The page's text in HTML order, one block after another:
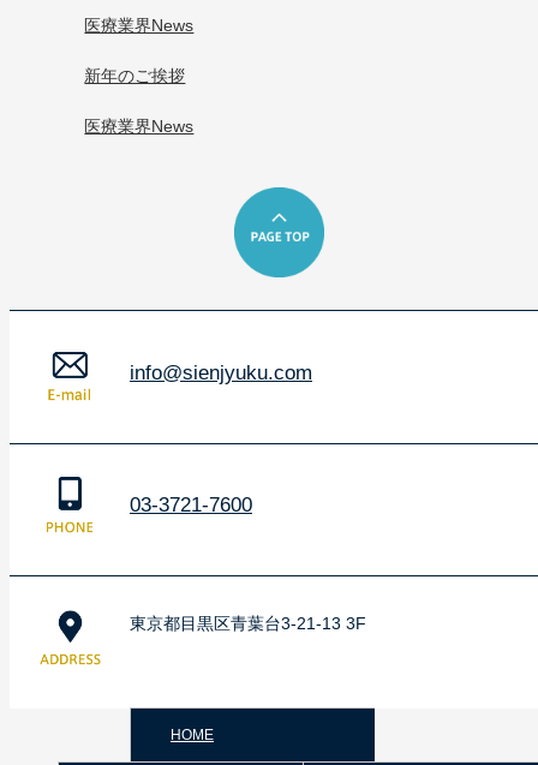
医療業界News
新年のご挨拶
医療業界News
info@sienjyuku.com
03-3721-7600
東京都目黒区青葉台3-21-13 3F
HOME